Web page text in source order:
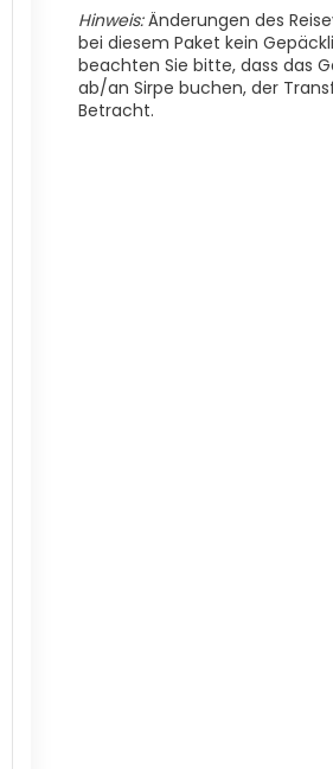
Hinweis:Änderungen des
bei diesem Paket kein
beachten Sie bitte, dass das
ab/an Sirpe buchen, der
Betracht.